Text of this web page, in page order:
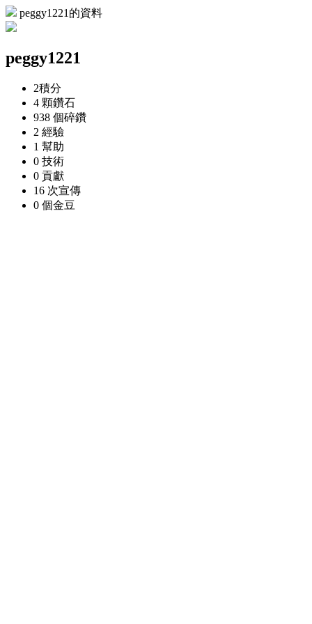
peggy1221的資料
peggy1221
2積分
4 顆鑽石
938 個碎鑽
2 經驗
1 幫助
0 技術
0 貢獻
16 次宣傳
0 個金豆